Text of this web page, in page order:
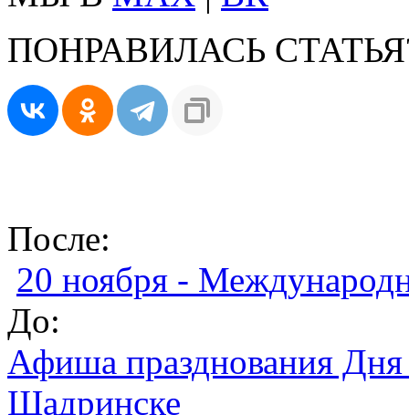
ПОНРАВИЛАСЬ
После:
20 ноября -
До:
Афиша празднования
Шадринске